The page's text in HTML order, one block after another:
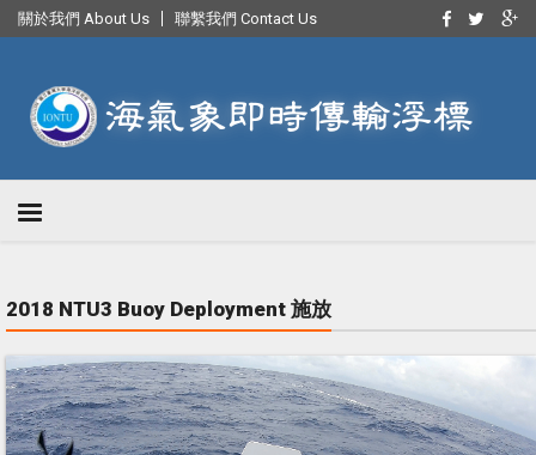
關於我們 About Us 聯繫我們 Contact Us
2018 NTU3 Buoy Deployment 施放